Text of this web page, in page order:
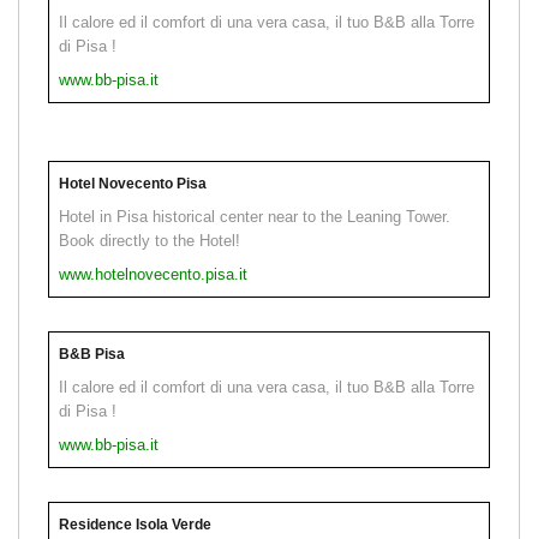
Il calore ed il comfort di una vera casa, il tuo B&B alla Torre
di Pisa !
www.bb-pisa.it
Hotel Novecento Pisa
Hotel in Pisa historical center near to the Leaning Tower.
Book directly to the Hotel!
www.hotelnovecento.pisa.it
B&B Pisa
Il calore ed il comfort di una vera casa, il tuo B&B alla Torre
di Pisa !
www.bb-pisa.it
Residence Isola Verde